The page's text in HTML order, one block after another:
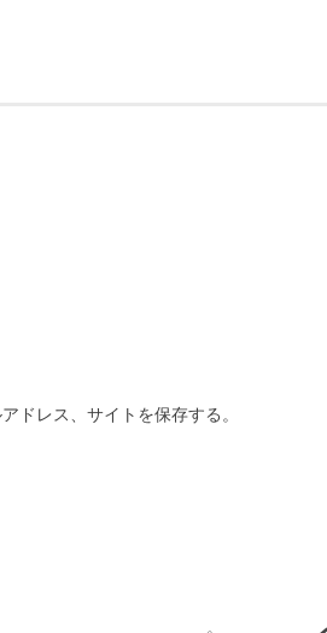
ドレス、サイトを保存する。